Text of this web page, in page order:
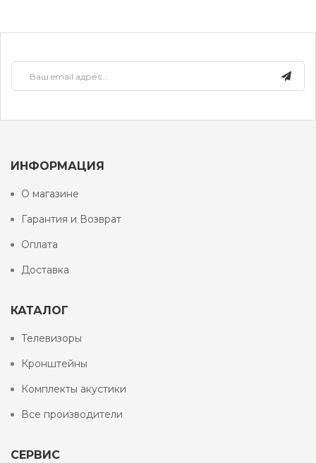
ИНФОРМАЦИЯ
О магазине
Гарантия и Возврат
Оплата
Доставка
КАТАЛОГ
Телевизоры
Кронштейны
Комплекты акустики
Все производители
СЕРВИС